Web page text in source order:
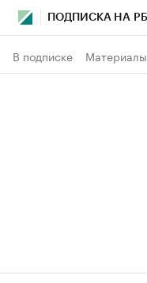
ПОДПИСКА НА
В подписке Материалы